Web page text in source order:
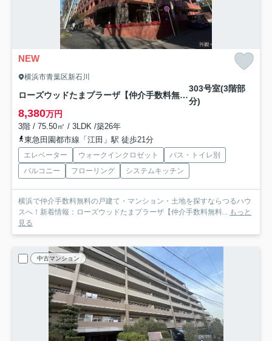
NEW
横浜市青葉区新石川
ローズウッドたまプラーザ【仲介手数料無料】
303号室(3階部
分)
8,380万円
3階 / 75.50㎡ / 3LDK /築26年
東急田園都市線「江田」駅 徒歩21分
エレベーター ウォークインクロゼット
バス・トイレ別
バルコニー
フローリング システムキッチン
横浜で仲介手数料無料の戸建て・マンション・土地を探すならつるハウ
スへ！新着情報：ローズウッドたまプラーザ【仲介手数料無料... もっと
見る
中古マンション